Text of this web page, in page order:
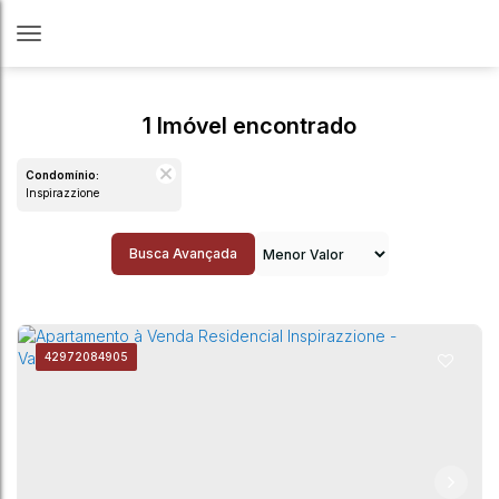
1 Imóvel encontrado
Condomínio:
Inspirazzione
Busca Avançada
42972084905